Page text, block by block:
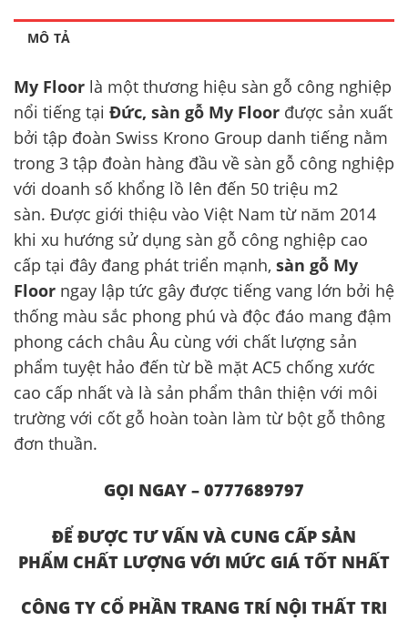
MÔ TẢ
My Floor là một thương hiệu sàn gỗ công nghiệp
nổi tiếng tại Đức, sàn gỗ My Floor được sản xuất
bởi tập đoàn Swiss Krono Group danh tiếng nằm
trong 3 tập đoàn hàng đầu về sàn gỗ công nghiệp
với doanh số khổng lồ lên đến 50 triệu m2
sàn. Được giới thiệu vào Việt Nam từ năm 2014
khi xu hướng sử dụng sàn gỗ công nghiệp cao
cấp tại đây đang phát triển mạnh, sàn gỗ My
Floor ngay lập tức gây được tiếng vang lớn bởi hệ
thống màu sắc phong phú và độc đáo mang đậm
phong cách châu Âu cùng với chất lượng sản
phẩm tuyệt hảo đến từ bề mặt AC5 chống xước
cao cấp nhất và là sản phẩm thân thiện với môi
trường với cốt gỗ hoàn toàn làm từ bột gỗ thông
đơn thuần.
GỌI NGAY – 0777689797
ĐỂ ĐƯỢC TƯ VẤN VÀ CUNG CẤP SẢN
PHẨM CHẤT LƯỢNG VỚI MỨC GIÁ TỐT NHẤT
CÔNG TY CỔ PHẦN TRANG TRÍ NỘI THẤT TRI